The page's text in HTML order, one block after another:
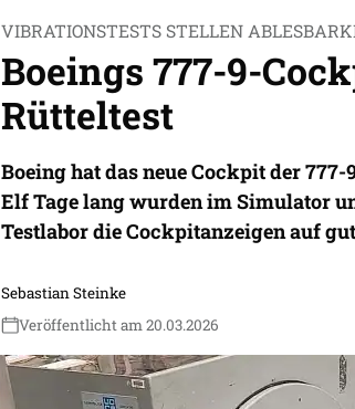
VIBRATIONSTESTS STELLEN
Boeings 777-9-
Rütteltest
Boeing hat das neue Cockpit der
Elf Tage lang wurden im Simulator
Testlabor die Cockpitanzeigen auf
Sebastian Steinke
Veröffentlicht am 20.03.2026